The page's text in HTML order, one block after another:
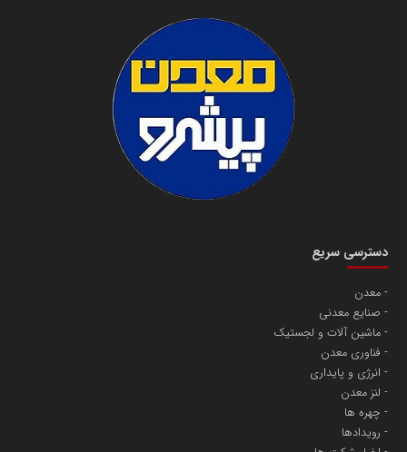
دسترسی سریع
معدن
صنایع معدنی
ماشین آلات و لجستیک
فناوری معدن
انرژی و پایداری
لنز معدن
چهره ها
رویدادها